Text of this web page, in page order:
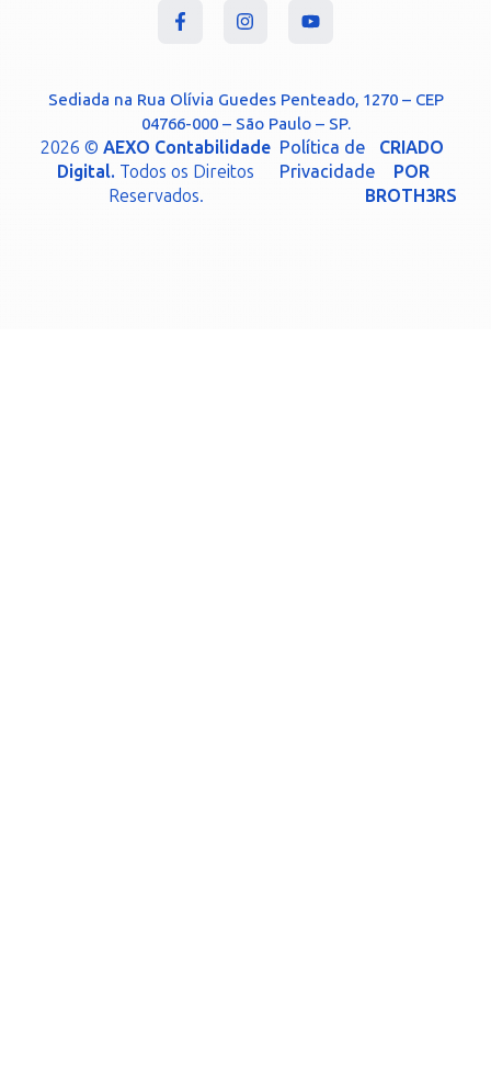
Sediada na Rua Olívia Guedes Penteado, 1270 – CEP
04766-000 – São Paulo – SP.
2026 ©AEXO Contabilidade
Digital. Todos os Direitos
Reservados.
Política de
Privacidade
CRIADO
POR
BROTH3RS